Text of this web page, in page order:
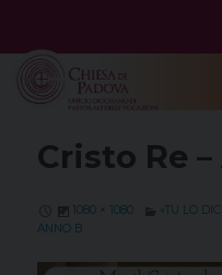
content
Cristo Re
1080 × 1080
«TU LO
ANNO B